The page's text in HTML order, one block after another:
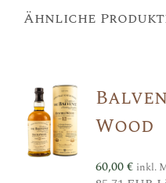
Ähnliche
Wood
60,00€ inkl.